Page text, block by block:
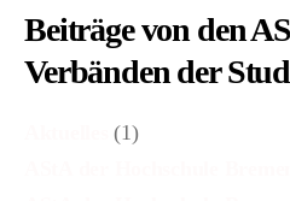
Beiträge von den
Verbänden der
(1)